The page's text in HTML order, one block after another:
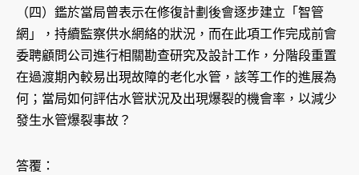
（四）鑑於當局曾表示在修復計劃後會逐步建立「智管
網」，持續監察供水網絡的狀況，而在此項工作完成前會
委聘顧問公司進行相關勘查研究及設計工作，分階段重置
在過渡期內較易出現故障的老化水管，該等工作的進展為
何；當局如何評估水管狀況及出現爆裂的機會率，以減少
發生水管爆裂事故？
答覆：